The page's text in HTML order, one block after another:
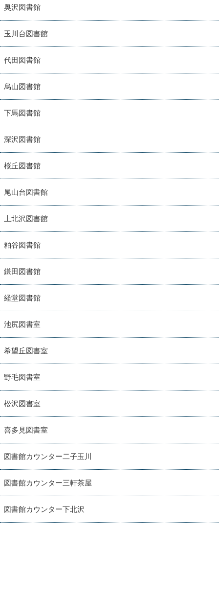
奥沢図書館
玉川台図書館
代田図書館
烏山図書館
下馬図書館
深沢図書館
桜丘図書館
尾山台図書館
上北沢図書館
粕谷図書館
鎌田図書館
経堂図書館
池尻図書室
希望丘図書室
野毛図書室
松沢図書室
喜多見図書室
図書館カウンター二子玉川
図書館カウンター三軒茶屋
図書館カウンター下北沢